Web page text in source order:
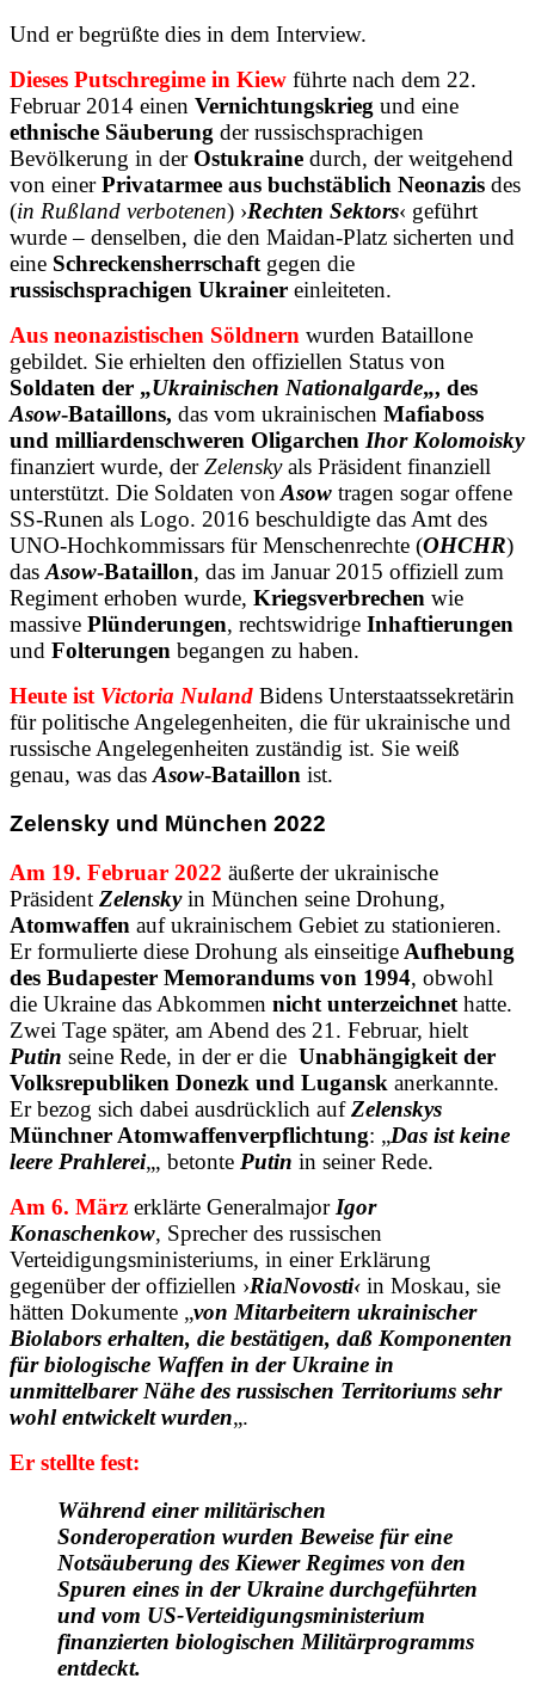
Und er begrüßte dies in dem Interview.
Dieses Putschregime in Kiew führte nach dem 22.
Februar 2014 einen Vernichtungskrieg und eine
ethnische Säuberung der russischsprachigen
Bevölkerung in der Ostukraine durch, der weitgehend
von einerPrivatarmee aus buchstäblich Neonazis des
(in Rußland verbotenen) ›Rechten Sektors‹ geführt
wurde – denselben, die den Maidan-Platz sicherten und
eine Schreckensherrschaftgegen die
russischsprachigen Ukrainer einleiteten.
Aus neonazistischen Söldnern wurden Bataillone
gebildet. Sie erhielten den offiziellen Status von
Soldaten der „Ukrainischen Nationalgarde„, des
Asow-Bataillons, das vom ukrainischen Mafiaboss
und milliardenschweren Oligarchen Ihor Kolomoisky
finanziert wurde, derZelenskyals Präsident finanziell
unterstützt. Die Soldaten vonAsow tragen sogar offene
SS-Runen als Logo. 2016 beschuldigte das Amt des
UNO-Hochkommissars für Menschenrechte (OHCHR)
dasAsow-Bataillon, das im Januar 2015 offiziell zum
Regiment erhoben wurde, Kriegsverbrechen wie
massive Plünderungen, rechtswidrige Inhaftierungen
und Folterungen begangen zu haben.
Heute ist Victoria Nuland Bidens Unterstaatssekretärin
für politische Angelegenheiten, die für ukrainische und
russische Angelegenheiten zuständig ist. Sie weiß
genau, was dasAsow-Bataillon ist.
Zelensky und München 2022
Am 19. Februar 2022 äußerte der ukrainische
Präsident Zelenskyin München seine Drohung,
Atomwaffen auf ukrainischem Gebiet zu stationieren.
Er formulierte diese Drohung als einseitige Aufhebung
des Budapester Memorandums von 1994, obwohl
die Ukraine das Abkommen nicht unterzeichnet hatte.
Zwei Tage später, am Abend des 21. Februar, hielt
Putin seine Rede, in der er die Unabhängigkeit der
Volksrepubliken Donezk und Lugansk anerkannte.
Er bezog sich dabei ausdrücklich aufZelenskys
Münchner Atomwaffenverpflichtung: „Das ist keine
leere Prahlerei„, betonte Putin in seiner Rede.
Am 6. März erklärte Generalmajor Igor
Konaschenkow, Sprecher des russischen
Verteidigungsministeriums, in einer Erklärung
gegenüber der offiziellen ›RiaNovosti‹ in Moskau, sie
hätten Dokumente „von Mitarbeitern ukrainischer
Biolabors erhalten, die bestätigen, daß Komponenten
für biologische Waffen in der Ukraine in
unmittelbarer Nähe des russischen Territoriums sehr
wohl entwickelt wurden„.
Er stellte fest:
Während einer militärischen
Sonderoperation wurden Beweise für eine
Notsäuberung des Kiewer Regimes von den
Spuren eines in der Ukraine durchgeführten
und vom US-Verteidigungsministerium
finanzierten biologischen Militärprogramms
entdeckt.